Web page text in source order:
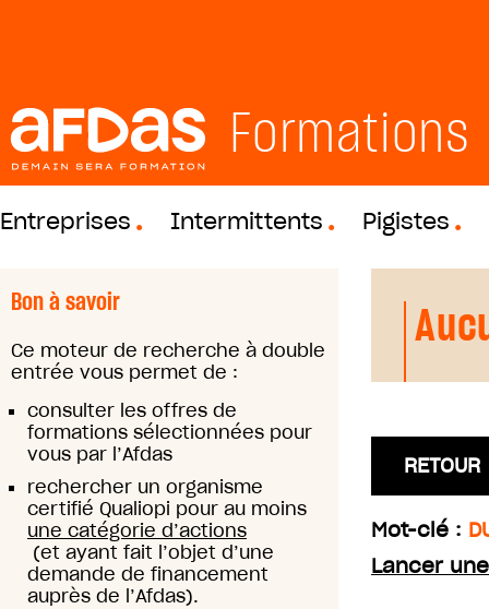
Formations
Entreprises Intermittents Pigistes
Bon à savoir
Ce moteur de recherche à double
entrée vous permet de :
consulter les offres de
formations sélectionnées pour
vous par l’Afdas
rechercher un organisme
certifié Qualiopi pour au moins
une catégorie d’actions
(et ayant fait l’objet d’une
demande de financement
auprès de l’Afdas).
RETOUR
Mot-clé :
Lancer